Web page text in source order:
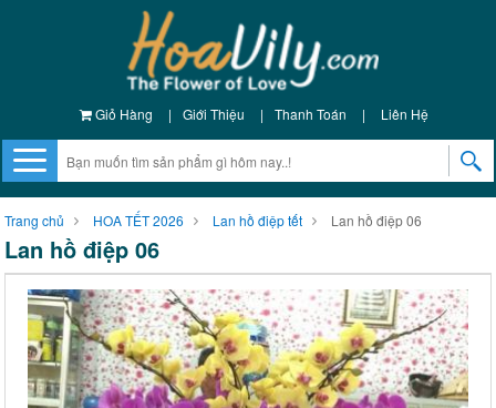
Giỏ Hàng | Giới Thiệu | Thanh Toán | Liên Hệ
Trang chủ HOA TẾT 2026 Lan hồ điệp tết Lan hồ điệp 06
Lan hồ điệp 06